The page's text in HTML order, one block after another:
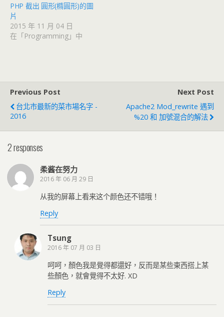
PHP 截出 圓形(橢圓形)的圖
片
2015 年 11 月 04 日
在「Programming」中
Previous Post
台北市最新的菜市場名字 -
2016
Next Post
Apache2 Mod_rewrite 遇到
%20 和 加號混合的解法
2 responses
柔酱在努力
2016 年 06 月 29 日
从我的屏幕上看来这个颜色还不错哦！
Reply
Tsung
2016 年 07 月 03 日
呵呵，顏色我是覺得都還好，反而是某些東西搭上某
些顏色，就會覺得不太好. XD
Reply